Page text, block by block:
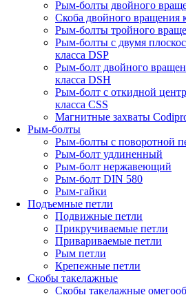
Рым-болты двойного
Скоба двойного вращения
Рым-болты тройного
Рым-болты с двумя
класса DSP
Рым-болт двойного
класса DSH
Рым-болт с откидной
класса CSS
Магнитные захваты
Рым-болты
Рым-болты с поворотной
Рым-болт удлиненный
Рым-болт нержавеющий
Рым-болт DIN 580
Рым-гайки
Подъемные петли
Подвижные петли
Прикручиваемые петли
Привариваемые петли
Рым петли
Крепежные петли
Скобы такелажные
Скобы такелажные